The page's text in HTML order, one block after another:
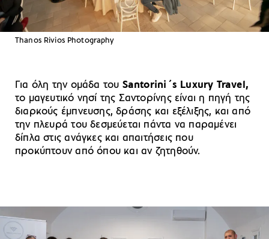
Thanos Rivios Photography
Για όλη την ομάδα του Santorini΄s Luxury Travel,
το μαγευτικό νησί της Σαντορίνης είναι η πηγή της
διαρκούς έμπνευσης, δράσης και εξέλιξης, και από
την πλευρά του δεσμεύεται πάντα να παραμένει
δίπλα στις ανάγκες και απαιτήσεις που
προκύπτουν από όπου και αν ζητηθούν.